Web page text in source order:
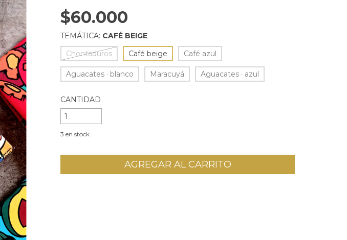
$60.000
TEMÁTICA: CAFÉ BEIGE
Chontaduros
Café beige Café azul
Aguacates · blanco Maracuyá Aguacates · azul
CANTIDAD
3 en stock